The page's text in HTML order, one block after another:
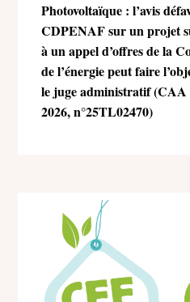
Photovoltaïque : l’avis
CDPENAF sur un projet
à un appel d’offres de la
de l’énergie peut faire
le juge administratif (CAA
2026, n°25TL02470)